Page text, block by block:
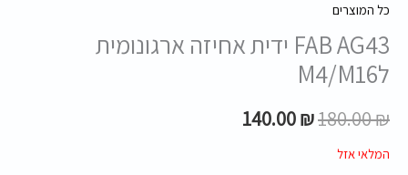
כל המוצרים
FAB AG43 ידית אחיזה ארגונומית
לM4/M16
180.00₪
140.00₪
המלאי אזל